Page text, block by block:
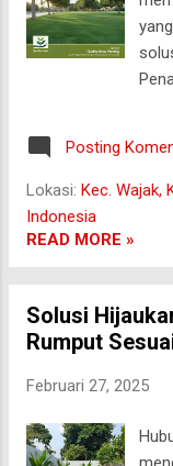
dan
Posting
Lokasi: Kec. Wajak,
Indonesia
READ MORE »
Solusi
Rumput
Februari 27, 2025